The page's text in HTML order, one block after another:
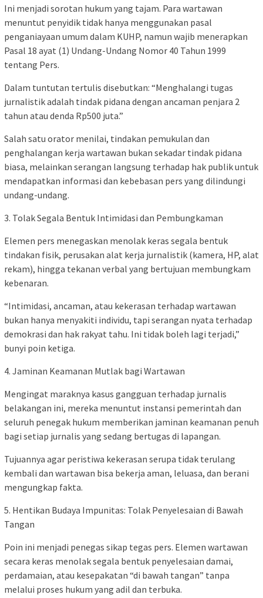
Ini menjadi sorotan hukum yang tajam. Para wartawan
menuntut penyidik tidak hanya menggunakan pasal
penganiayaan umum dalam KUHP, namun wajib menerapkan
Pasal 18 ayat (1) Undang-Undang Nomor 40 Tahun 1999
tentang Pers.
Dalam tuntutan tertulis disebutkan: “Menghalangi tugas
jurnalistik adalah tindak pidana dengan ancaman penjara 2
tahun atau denda Rp500 juta.”
Salah satu orator menilai, tindakan pemukulan dan
penghalangan kerja wartawan bukan sekadar tindak pidana
biasa, melainkan serangan langsung terhadap hak publik untuk
mendapatkan informasi dan kebebasan pers yang dilindungi
undang-undang.
3. Tolak Segala Bentuk Intimidasi dan Pembungkaman
Elemen pers menegaskan menolak keras segala bentuk
tindakan fisik, perusakan alat kerja jurnalistik (kamera, HP, alat
rekam), hingga tekanan verbal yang bertujuan membungkam
kebenaran.
“Intimidasi, ancaman, atau kekerasan terhadap wartawan
bukan hanya menyakiti individu, tapi serangan nyata terhadap
demokrasi dan hak rakyat tahu. Ini tidak boleh lagi terjadi,”
bunyi poin ketiga.
4. Jaminan Keamanan Mutlak bagi Wartawan
Mengingat maraknya kasus gangguan terhadap jurnalis
belakangan ini, mereka menuntut instansi pemerintah dan
seluruh penegak hukum memberikan jaminan keamanan penuh
bagi setiap jurnalis yang sedang bertugas di lapangan.
Tujuannya agar peristiwa kekerasan serupa tidak terulang
kembali dan wartawan bisa bekerja aman, leluasa, dan berani
mengungkap fakta.
5. Hentikan Budaya Impunitas: Tolak Penyelesaian di Bawah
Tangan
Poin ini menjadi penegas sikap tegas pers. Elemen wartawan
secara keras menolak segala bentuk penyelesaian damai,
perdamaian, atau kesepakatan “di bawah tangan” tanpa
melalui proses hukum yang adil dan terbuka.